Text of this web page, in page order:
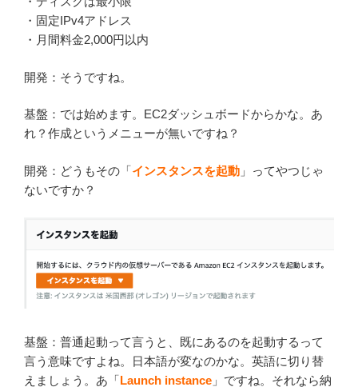
・固定IPv4アドレス
・月間料金2,000円以内
開発：そうですね。
基盤：では始めます。EC2ダッシュボードからかな。あ
れ？作成というメニューが無いですね？
開発：どうもその「インスタンスを起動 」ってやつじゃ
ないですか？
基盤：普通起動って言うと、既にあるのを起動するって
言う意味ですよね。日本語が変なのかな。英語に切り替
えましょう。あ「Launch instance 」ですね。それなら納